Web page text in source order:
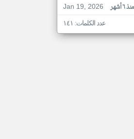
Jan 19, 2026
منذ ٦ أشهر
عدد الكلمات: ١٤١